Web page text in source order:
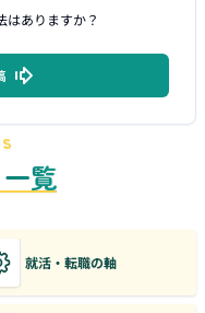
はありますか？
覧
就活・転職の軸